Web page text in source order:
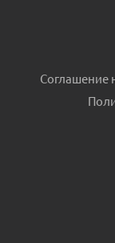
Соглашение